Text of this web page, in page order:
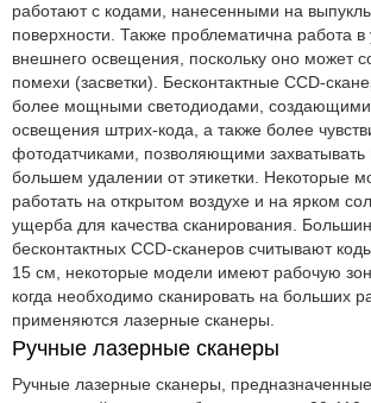
работают с кодами, нанесенными на
поверхности. Также проблематична работа в
внешнего освещения, поскольку оно может
помехи (засветки). Бесконтактные CCD-
более мощными светодиодами,
освещения штрих-кода, а также более
фотодатчиками, позволяющими
большем удалении от этикетки. Некоторые
работать на открытом воздухе и на ярком
ущерба для качества сканирования.
бесконтактных CCD-сканеров считывают
15 см, некоторые модели имеют рабочую
когда необходимо сканировать на больших
применяются лазерные сканеры.
Ручные лазерные сканеры
Ручные лазерные сканеры,